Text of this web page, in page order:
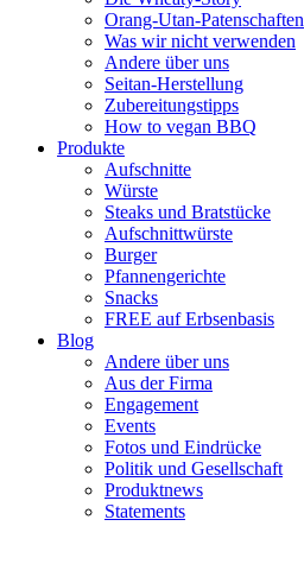
Orang-Utan-Patenschaften
Was wir nicht verwenden
Andere über uns
Seitan-Herstellung
Zubereitungstipps
How to vegan BBQ
Produkte
Aufschnitte
Würste
Steaks und Bratstücke
Aufschnittwürste
Burger
Pfannengerichte
Snacks
FREE auf Erbsenbasis
Blog
Andere über uns
Aus der Firma
Engagement
Events
Fotos und Eindrücke
Politik und Gesellschaft
Produktnews
Statements